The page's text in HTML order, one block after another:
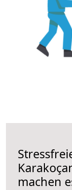
machen